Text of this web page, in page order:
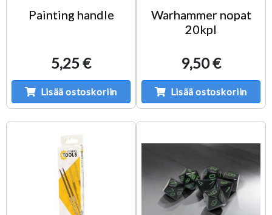
Painting handle
5,25 €
Lisää ostoskoriin
Warhammer nopat
20kpl
9,50 €
Lisää ostoskoriin